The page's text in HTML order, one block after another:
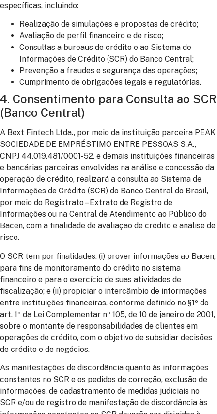
específicas, incluindo:
Realização de simulações e propostas de crédito;
Avaliação de perfil financeiro e de risco;
Consultas a bureaus de crédito e ao Sistema de
Informações de Crédito (SCR) do Banco Central;
Prevenção a fraudes e segurança das operações;
Cumprimento de obrigações legais e regulatórias.
4. Consentimento para Consulta ao SCR
(Banco Central)
A Bext Fintech Ltda., por meio da instituição parceira PEAK
SOCIEDADE DE EMPRÉSTIMO ENTRE PESSOAS S.A.,
CNPJ 44.019.481/0001-52, e demais instituições financeiras
e bancárias parceiras envolvidas na análise e concessão da
operação de crédito, realizará a consulta ao Sistema de
Informações de Crédito (SCR) do Banco Central do Brasil,
por meio do Registrato – Extrato de Registro de
Informações ou na Central de Atendimento ao Público do
Bacen, com a finalidade de avaliação de crédito e análise de
risco.
O SCR tem por finalidades: (i) prover informações ao Bacen,
para fins de monitoramento do crédito no sistema
financeiro e para o exercício de suas atividades de
fiscalização; e (ii) propiciar o intercâmbio de informações
entre instituições financeiras, conforme definido no §1º do
art. 1º da Lei Complementar nº 105, de 10 de janeiro de 2001,
sobre o montante de responsabilidades de clientes em
operações de crédito, com o objetivo de subsidiar decisões
de crédito e de negócios.
As manifestações de discordância quanto às informações
constantes no SCR e os pedidos de correção, exclusão de
informações, de cadastramento de medidas judiciais no
SCR e/ou de registro de manifestação de discordância às